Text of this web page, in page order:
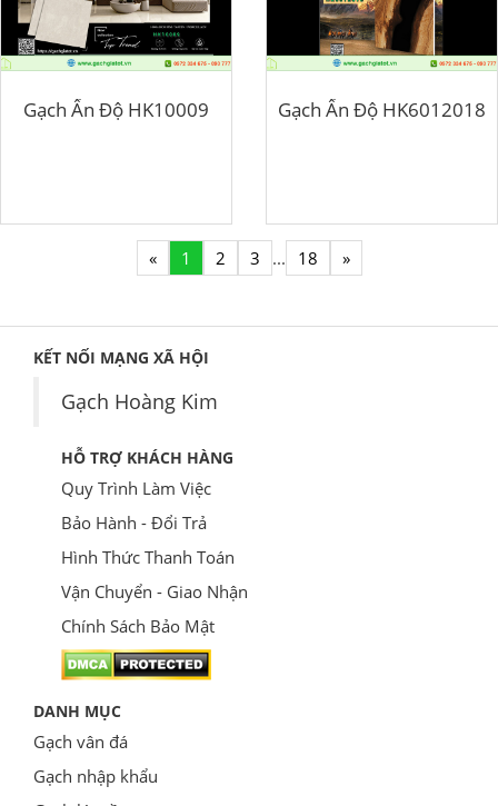
Gạch Ấn Độ HK10009 Gạch Ấn Độ HK6012018
« 1 2 3 ... 18 »
KẾT NỐI MẠNG XÃ HỘI
Gạch Hoàng Kim
HỖ TRỢ KHÁCH HÀNG
Quy Trình Làm Việc
Bảo Hành - Đổi Trả
Hình Thức Thanh Toán
Vận Chuyển - Giao Nhận
Chính Sách Bảo Mật
DANH MỤC
Gạch vân đá
Gạch nhập khẩu